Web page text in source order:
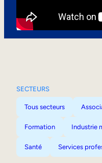
SECTEURS
Tous secteurs
Formation Industrie
Santé Services